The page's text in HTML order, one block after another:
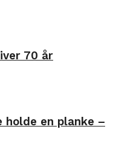
70 år
holde en planke –